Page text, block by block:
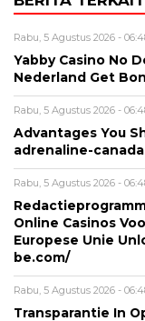
Rabu, 5 Agustus 2026 -
Yabby Casino No
Nederland Get
Rabu, 5 Agustus 2026 -
Advantages You
adrenaline-
Rabu, 5 Agustus 2026 -
Online Casinos
Europese Unie
be.com/
Rabu, 5 Agustus 2026 -
Transparantie In